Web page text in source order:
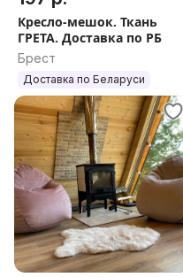
Кресло-мешок. Ткань
ГРЕТА. Доставка по РБ
Брест
Доставка по Беларуси